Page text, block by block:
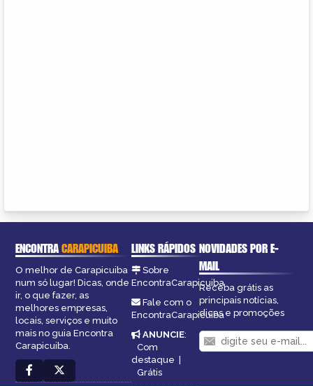
ENCONTRACARAPICUIBA
O melhor de Carapicuiba
num só lugar! Dicas, onde
ir, o que fazer, as
melhores empresas,
locais, serviços e muito
mais no guia Encontra
Carapicuiba.
LINKS RÁPIDOS
Sobre
EncontraCarapicuiba
Fale com o
EncontraCarapicuiba
ANUNCIE:
Com
destaque |
Grátis
NOVIDADES POR E-
MAIL
Receba grátis as
principais notícias,
dicas e promoções